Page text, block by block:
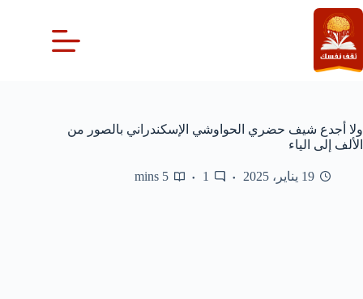
التجاوز
إلى
المحتوى
ولا أجدع شيف حضري الحواوشي الإسكندراني بالصور من
الألف إلى الياء
19 يناير، 2025 1
5 mins